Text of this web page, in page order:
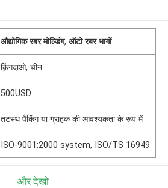
औद्योगिक रबर मोल्डिंग,ऑटो रबर भागों
क़िंगदाओ, चीन
500USD
तटस्थ पैकिंग या ग्राहक की आवश्यकता के रूप में
ISO-9001:2000 system, ISO/TS 16949
और देखो